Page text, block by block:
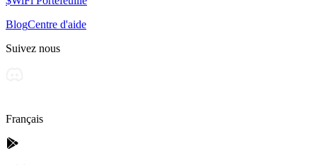
BlogCentre d'aide
Suivez nous
Français